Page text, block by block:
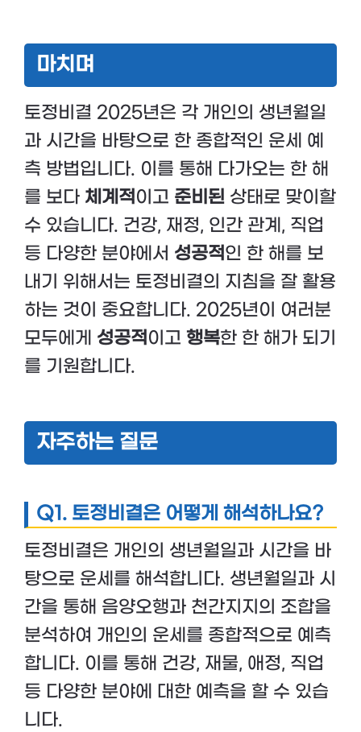
마치며
토정비결 2025년은 각 개인의 생년월일
과 시간을 바탕으로 한 종합적인 운세 예
측 방법입니다. 이를 통해 다가오는 한 해
를 보다 체계적 이고 준비된 상태로 맞이할
수 있습니다. 건강, 재정, 인간 관계, 직업
등 다양한 분야에서 성공적인 한 해를 보
내기 위해서는 토정비결의 지침을 잘 활용
하는 것이 중요합니다. 2025년이 여러분
모두에게 성공적 이고 행복한 한 해가 되기
를 기원합니다.
자주하는 질문
Q1. 토정비결은 어떻게 해석하나요?
토정비결은 개인의 생년월일과 시간을 바
탕으로 운세를 해석합니다. 생년월일과 시
간을 통해 음양오행과 천간지지의 조합을
분석하여 개인의 운세를 종합적으로 예측
합니다. 이를 통해 건강, 재물, 애정, 직업
등 다양한 분야에 대한 예측을 할 수 있습
니다.